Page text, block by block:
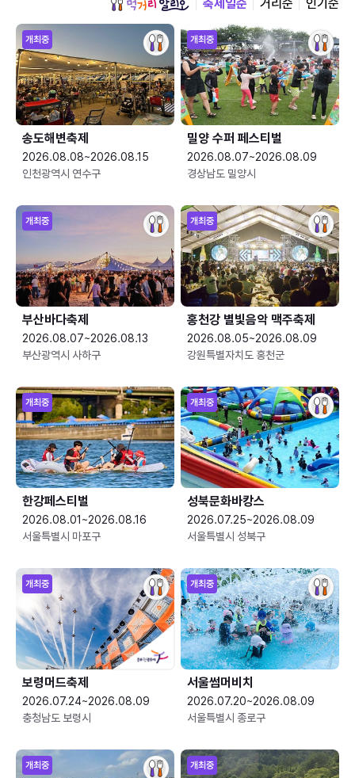
축제일순 거리순 인기순
개최중
송도해변축제
2026.08.08~2026.08.15
인천광역시 연수구
개최중
밀양 수퍼 페스티벌
2026.08.07~2026.08.09
경상남도 밀양시
개최중
부산바다축제
2026.08.07~2026.08.13
부산광역시 사하구
개최중
홍천강 별빛음악 맥주축제
2026.08.05~2026.08.09
강원특별자치도 홍천군
개최중
한강페스티벌
2026.08.01~2026.08.16
서울특별시 마포구
개최중
성북문화바캉스
2026.07.25~2026.08.09
서울특별시 성북구
개최중
보령머드축제
2026.07.24~2026.08.09
충청남도 보령시
개최중
서울썸머비치
2026.07.20~2026.08.09
서울특별시 종로구
개최중 개최중